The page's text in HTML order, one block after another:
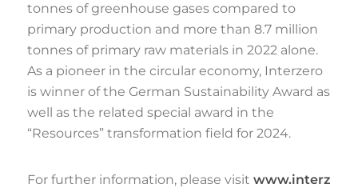
tonnes of greenhouse gases compared to
primary production and more than 8.7 million
tonnes of primary raw materials in 2022 alone.
As a pioneer in the circular economy, Interzero
is winner of the German Sustainability Award as
well as the related special award in the
“Resources” transformation field for 2024.
For further information, please visit www.interz